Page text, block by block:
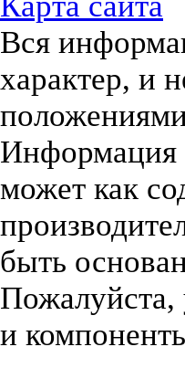
Вся
характер, и
Информация
может как
быть
Пожалуйста,
и